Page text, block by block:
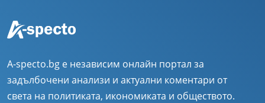
A-specto.bg е независим онлайн портал за
задълбочени анализи и актуални коментари от
света на политиката, икономиката и обществото.